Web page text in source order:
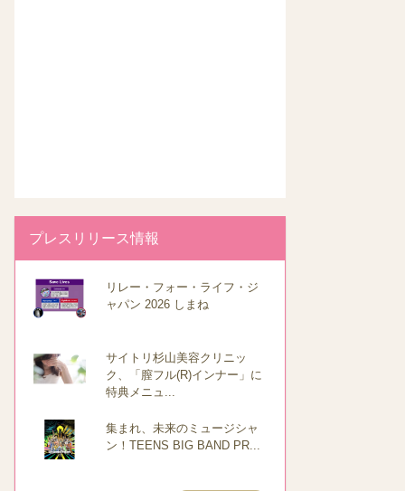
プレスリリース情報
リレー・フォー・ライフ・ジ
ャパン 2026 しまね
サイトリ杉山美容クリニッ
ク、「膣フル(R)インナー」に
特典メニュ...
集まれ、未来のミュージシャ
ン！TEENS BIG BAND PR...